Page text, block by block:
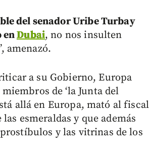
del senador Uribe Turbay
enDubai, no nos insulten
amenazó.
a su Gobierno, Europa
de ‘la Junta del
allá en Europa, mató al fiscal
esmeraldas y que además
y las vitrinas de los